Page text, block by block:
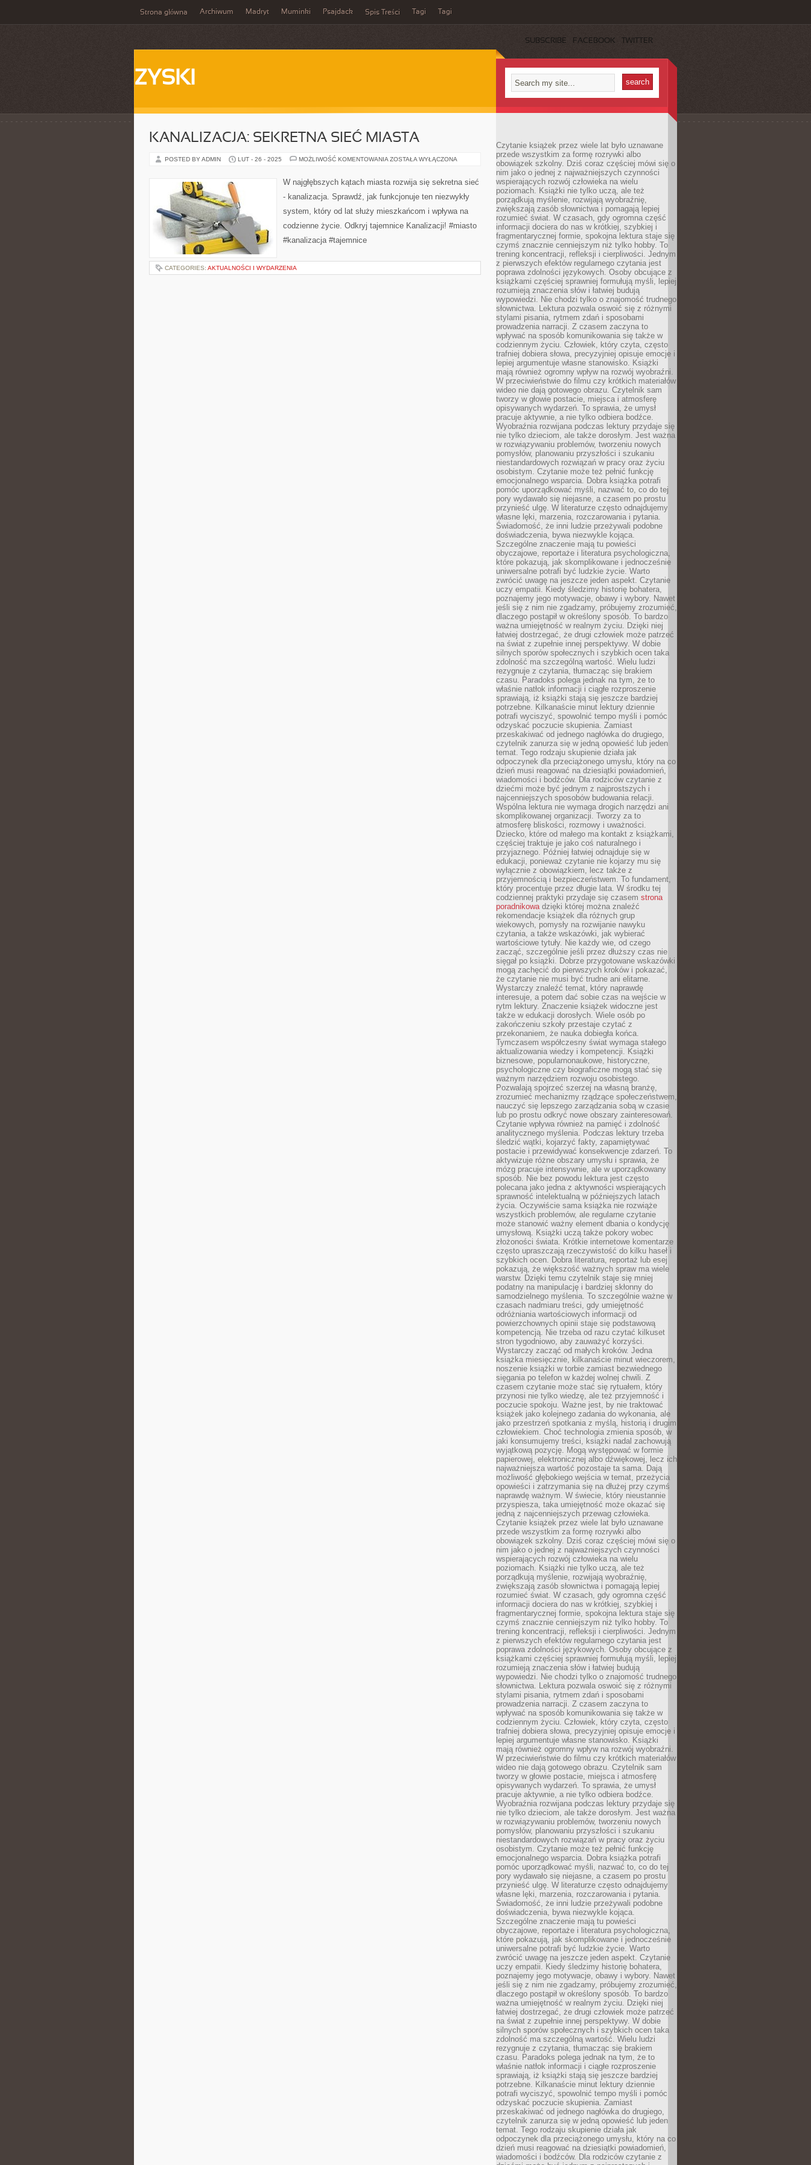
Strona główna Archiwum Madryt Muminki Psajdack Spis Treści Tagi Tagi
SUBSCRIBE FACEBOOK TWITTER
ZYSKI
KANALIZACJA: SEKRETNA SIEĆ MIASTA
POSTED BY ADMIN LUT - 26 - 2025 MOŻLIWOŚĆ KOMENTOWANIA KANALIZACJA:
MIASTA
ZOSTAŁA WYŁĄCZONA
W najgłębszych kątach miasta rozwija się sekretna sieć
- kanalizacja. Sprawdź, jak funkcjonuje ten niezwykły
system, który od lat służy mieszkańcom i wpływa na
codzienne życie. Odkryj tajemnice Kanalizacji! #miasto
#kanalizacja #tajemnice
CATEGORIES: AKTUALNOŚCI I WYDARZENIA
Czytanie książek przez wiele lat było uznawane
przede wszystkim za formę rozrywki albo
obowiązek szkolny. Dziś coraz częściej mówi się o
nim jako o jednej z najważniejszych czynności
wspierających rozwój człowieka na wielu
poziomach. Książki nie tylko uczą, ale też
porządkują myślenie, rozwijają wyobraźnię,
zwiększają zasób słownictwa i pomagają lepiej
rozumieć świat. W czasach, gdy ogromna część
informacji dociera do nas w krótkiej, szybkiej i
fragmentarycznej formie, spokojna lektura staje się
czymś znacznie cenniejszym niż tylko hobby. To
trening koncentracji, refleksji i cierpliwości. Jednym
z pierwszych efektów regularnego czytania jest
poprawa zdolności językowych. Osoby obcujące z
książkami częściej sprawniej formułują myśli, lepiej
rozumieją znaczenia słów i łatwiej budują
wypowiedzi. Nie chodzi tylko o znajomość trudnego
słownictwa. Lektura pozwala oswoić się z różnymi
stylami pisania, rytmem zdań i sposobami
prowadzenia narracji. Z czasem zaczyna to
wpływać na sposób komunikowania się także w
codziennym życiu. Człowiek, który czyta, często
trafniej dobiera słowa, precyzyjniej opisuje emocje i
lepiej argumentuje własne stanowisko. Książki
mają również ogromny wpływ na rozwój wyobraźni.
W przeciwieństwie do filmu czy krótkich materiałów
wideo nie dają gotowego obrazu. Czytelnik sam
tworzy w głowie postacie, miejsca i atmosferę
opisywanych wydarzeń. To sprawia, że umysł
pracuje aktywnie, a nie tylko odbiera bodźce.
Wyobraźnia rozwijana podczas lektury przydaje się
nie tylko dzieciom, ale także dorosłym. Jest ważna
w rozwiązywaniu problemów, tworzeniu nowych
pomysłów, planowaniu przyszłości i szukaniu
niestandardowych rozwiązań w pracy oraz życiu
osobistym. Czytanie może też pełnić funkcję
emocjonalnego wsparcia. Dobra książka potrafi
pomóc uporządkować myśli, nazwać to, co do tej
pory wydawało się niejasne, a czasem po prostu
przynieść ulgę. W literaturze często odnajdujemy
własne lęki, marzenia, rozczarowania i pytania.
Świadomość, że inni ludzie przeżywali podobne
doświadczenia, bywa niezwykle kojąca.
Szczególne znaczenie mają tu powieści
obyczajowe, reportaże i literatura psychologiczna,
które pokazują, jak skomplikowane i jednocześnie
uniwersalne potrafi być ludzkie życie. Warto
zwrócić uwagę na jeszcze jeden aspekt. Czytanie
uczy empatii. Kiedy śledzimy historię bohatera,
poznajemy jego motywacje, obawy i wybory. Nawet
jeśli się z nim nie zgadzamy, próbujemy zrozumieć,
dlaczego postąpił w określony sposób. To bardzo
ważna umiejętność w realnym życiu. Dzięki niej
łatwiej dostrzegać, że drugi człowiek może patrzeć
na świat z zupełnie innej perspektywy. W dobie
silnych sporów społecznych i szybkich ocen taka
zdolność ma szczególną wartość. Wielu ludzi
rezygnuje z czytania, tłumacząc się brakiem
czasu. Paradoks polega jednak na tym, że to
właśnie natłok informacji i ciągłe rozproszenie
sprawiają, iż książki stają się jeszcze bardziej
potrzebne. Kilkanaście minut lektury dziennie
potrafi wyciszyć, spowolnić tempo myśli i pomóc
odzyskać poczucie skupienia. Zamiast
przeskakiwać od jednego nagłówka do drugiego,
czytelnik zanurza się w jedną opowieść lub jeden
temat. Tego rodzaju skupienie działa jak
odpoczynek dla przeciążonego umysłu, który na co
dzień musi reagować na dziesiątki powiadomień,
wiadomości i bodźców. Dla rodziców czytanie z
dziećmi może być jednym z najprostszych i
najcenniejszych sposobów budowania relacji.
Wspólna lektura nie wymaga drogich narzędzi ani
skomplikowanej organizacji. Tworzy za to
atmosferę bliskości, rozmowy i uważności.
Dziecko, które od małego ma kontakt z książkami,
częściej traktuje je jako coś naturalnego i
przyjaznego. Później łatwiej odnajduje się w
edukacji, ponieważ czytanie nie kojarzy mu się
wyłącznie z obowiązkiem, lecz także z
przyjemnością i bezpieczeństwem. To fundament,
który procentuje przez długie lata. W środku tej
codziennej praktyki przydaje się czasem strona
poradnikowadzięki której można znaleźć
rekomendacje książek dla różnych grup
wiekowych, pomysły na rozwijanie nawyku
czytania, a także wskazówki, jak wybierać
wartościowe tytuły. Nie każdy wie, od czego
zacząć, szczególnie jeśli przez dłuższy czas nie
sięgał po książki. Dobrze przygotowane wskazówki
mogą zachęcić do pierwszych kroków i pokazać,
że czytanie nie musi być trudne ani elitarne.
Wystarczy znaleźć temat, który naprawdę
interesuje, a potem dać sobie czas na wejście w
rytm lektury. Znaczenie książek widoczne jest
także w edukacji dorosłych. Wiele osób po
zakończeniu szkoły przestaje czytać z
przekonaniem, że nauka dobiegła końca.
Tymczasem współczesny świat wymaga stałego
aktualizowania wiedzy i kompetencji. Książki
biznesowe, popularnonaukowe, historyczne,
psychologiczne czy biograficzne mogą stać się
ważnym narzędziem rozwoju osobistego.
Pozwalają spojrzeć szerzej na własną branżę,
zrozumieć mechanizmy rządzące społeczeństwem,
nauczyć się lepszego zarządzania sobą w czasie
lub po prostu odkryć nowe obszary zainteresowań.
Czytanie wpływa również na pamięć i zdolność
analitycznego myślenia. Podczas lektury trzeba
śledzić wątki, kojarzyć fakty, zapamiętywać
postacie i przewidywać konsekwencje zdarzeń. To
aktywizuje różne obszary umysłu i sprawia, że
mózg pracuje intensywnie, ale w uporządkowany
sposób. Nie bez powodu lektura jest często
polecana jako jedna z aktywności wspierających
sprawność intelektualną w późniejszych latach
życia. Oczywiście sama książka nie rozwiąże
wszystkich problemów, ale regularne czytanie
może stanowić ważny element dbania o kondycję
umysłową. Książki uczą także pokory wobec
złożoności świata. Krótkie internetowe komentarze
często upraszczają rzeczywistość do kilku haseł i
szybkich ocen. Dobra literatura, reportaż lub esej
pokazują, że większość ważnych spraw ma wiele
warstw. Dzięki temu czytelnik staje się mniej
podatny na manipulację i bardziej skłonny do
samodzielnego myślenia. To szczególnie ważne w
czasach nadmiaru treści, gdy umiejętność
odróżniania wartościowych informacji od
powierzchownych opinii staje się podstawową
kompetencją. Nie trzeba od razu czytać kilkuset
stron tygodniowo, aby zauważyć korzyści.
Wystarczy zacząć od małych kroków. Jedna
książka miesięcznie, kilkanaście minut wieczorem,
noszenie książki w torbie zamiast bezwiednego
sięgania po telefon w każdej wolnej chwili. Z
czasem czytanie może stać się rytuałem, który
przynosi nie tylko wiedzę, ale też przyjemność i
poczucie spokoju. Ważne jest, by nie traktować
książek jako kolejnego zadania do wykonania, ale
jako przestrzeń spotkania z myślą, historią i drugim
człowiekiem. Choć technologia zmienia sposób, w
jaki konsumujemy treści, książki nadal zachowują
wyjątkową pozycję. Mogą występować w formie
papierowej, elektronicznej albo dźwiękowej, lecz ich
najważniejsza wartość pozostaje ta sama. Dają
możliwość głębokiego wejścia w temat, przeżycia
opowieści i zatrzymania się na dłużej przy czymś
naprawdę ważnym. W świecie, który nieustannie
przyspiesza, taka umiejętność może okazać się
jedną z najcenniejszych przewag człowieka.
Czytanie książek przez wiele lat było uznawane
przede wszystkim za formę rozrywki albo
obowiązek szkolny. Dziś coraz częściej mówi się o
nim jako o jednej z najważniejszych czynności
wspierających rozwój człowieka na wielu
poziomach. Książki nie tylko uczą, ale też
porządkują myślenie, rozwijają wyobraźnię,
zwiększają zasób słownictwa i pomagają lepiej
rozumieć świat. W czasach, gdy ogromna część
informacji dociera do nas w krótkiej, szybkiej i
fragmentarycznej formie, spokojna lektura staje się
czymś znacznie cenniejszym niż tylko hobby. To
trening koncentracji, refleksji i cierpliwości. Jednym
z pierwszych efektów regularnego czytania jest
poprawa zdolności językowych. Osoby obcujące z
książkami częściej sprawniej formułują myśli, lepiej
rozumieją znaczenia słów i łatwiej budują
wypowiedzi. Nie chodzi tylko o znajomość trudnego
słownictwa. Lektura pozwala oswoić się z różnymi
stylami pisania, rytmem zdań i sposobami
prowadzenia narracji. Z czasem zaczyna to
wpływać na sposób komunikowania się także w
codziennym życiu. Człowiek, który czyta, często
trafniej dobiera słowa, precyzyjniej opisuje emocje i
lepiej argumentuje własne stanowisko. Książki
mają również ogromny wpływ na rozwój wyobraźni.
W przeciwieństwie do filmu czy krótkich materiałów
wideo nie dają gotowego obrazu. Czytelnik sam
tworzy w głowie postacie, miejsca i atmosferę
opisywanych wydarzeń. To sprawia, że umysł
pracuje aktywnie, a nie tylko odbiera bodźce.
Wyobraźnia rozwijana podczas lektury przydaje się
nie tylko dzieciom, ale także dorosłym. Jest ważna
w rozwiązywaniu problemów, tworzeniu nowych
pomysłów, planowaniu przyszłości i szukaniu
niestandardowych rozwiązań w pracy oraz życiu
osobistym. Czytanie może też pełnić funkcję
emocjonalnego wsparcia. Dobra książka potrafi
pomóc uporządkować myśli, nazwać to, co do tej
pory wydawało się niejasne, a czasem po prostu
przynieść ulgę. W literaturze często odnajdujemy
własne lęki, marzenia, rozczarowania i pytania.
Świadomość, że inni ludzie przeżywali podobne
doświadczenia, bywa niezwykle kojąca.
Szczególne znaczenie mają tu powieści
obyczajowe, reportaże i literatura psychologiczna,
które pokazują, jak skomplikowane i jednocześnie
uniwersalne potrafi być ludzkie życie. Warto
zwrócić uwagę na jeszcze jeden aspekt. Czytanie
uczy empatii. Kiedy śledzimy historię bohatera,
poznajemy jego motywacje, obawy i wybory. Nawet
jeśli się z nim nie zgadzamy, próbujemy zrozumieć,
dlaczego postąpił w określony sposób. To bardzo
ważna umiejętność w realnym życiu. Dzięki niej
łatwiej dostrzegać, że drugi człowiek może patrzeć
na świat z zupełnie innej perspektywy. W dobie
silnych sporów społecznych i szybkich ocen taka
zdolność ma szczególną wartość. Wielu ludzi
rezygnuje z czytania, tłumacząc się brakiem
czasu. Paradoks polega jednak na tym, że to
właśnie natłok informacji i ciągłe rozproszenie
sprawiają, iż książki stają się jeszcze bardziej
potrzebne. Kilkanaście minut lektury dziennie
potrafi wyciszyć, spowolnić tempo myśli i pomóc
odzyskać poczucie skupienia. Zamiast
przeskakiwać od jednego nagłówka do drugiego,
czytelnik zanurza się w jedną opowieść lub jeden
temat. Tego rodzaju skupienie działa jak
odpoczynek dla przeciążonego umysłu, który na co
dzień musi reagować na dziesiątki powiadomień,
wiadomości i bodźców. Dla rodziców czytanie z